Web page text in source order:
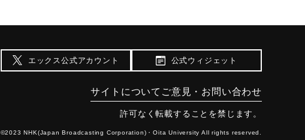
エックス公式アカウント 公式ウィジェット
サイトについて ご意見・お問い合わせ
許可なく転載することを禁じます。
©2023 NHK(Japan Broadcasting Corporation)・Oita University All rights reserved.